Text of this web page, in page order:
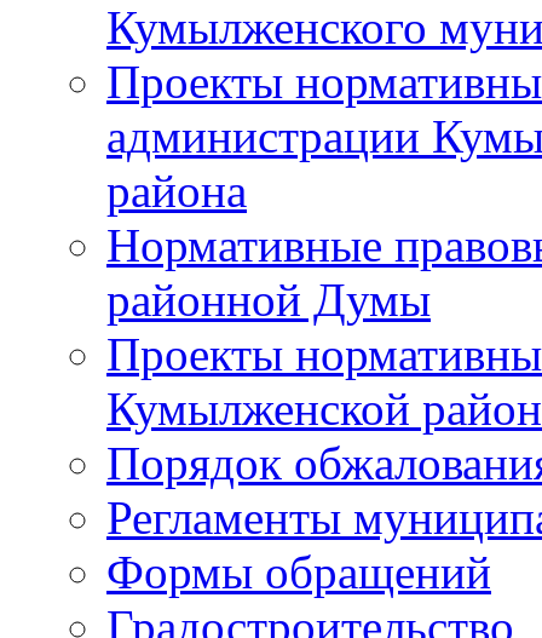
Кумылженского
Проекты
администрации
района
Нормативные
районной Думы
Проекты
Кумылженской
Порядок
Регламенты
Формы обращений
Градостроительство